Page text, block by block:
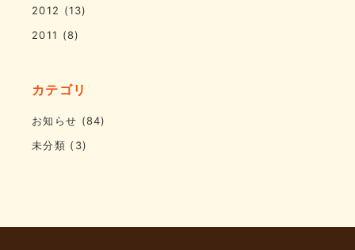
2012 (13)
2011 (8)
カテゴリ
お知らせ (84)
未分類 (3)